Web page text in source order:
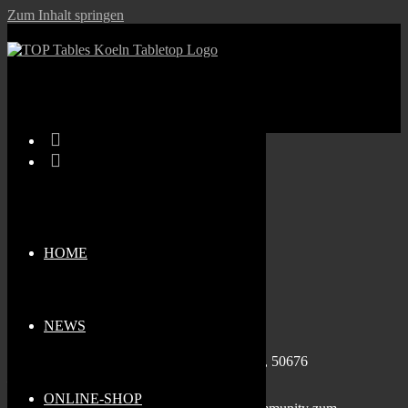
Zum Inhalt springen
HOME
NEWS
ONLINE-SHOP
W.i.P. Mittwoch
16:00 - 21:30
Sternengasse 1b, Köln, Nordrhein-Westfalen, 50676